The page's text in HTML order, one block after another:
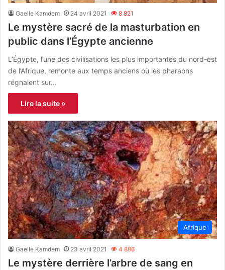
Gaelle Kamdem 24 avril 2021 8 821
Le mystère sacré de la masturbation en
public dans l’Égypte ancienne
L’Égypte, l’une des civilisations les plus importantes du nord-est
de l’Afrique, remonte aux temps anciens où les pharaons
régnaient sur…
Lire la suite »
Afrique
Gaelle Kamdem 23 avril 2021 4 886
Le mystère derrière l’arbre de sang en